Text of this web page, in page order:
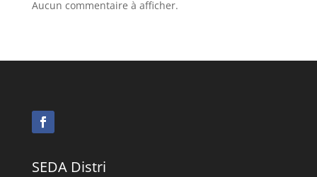
Aucun commentaire à afficher.
SEDA Distri